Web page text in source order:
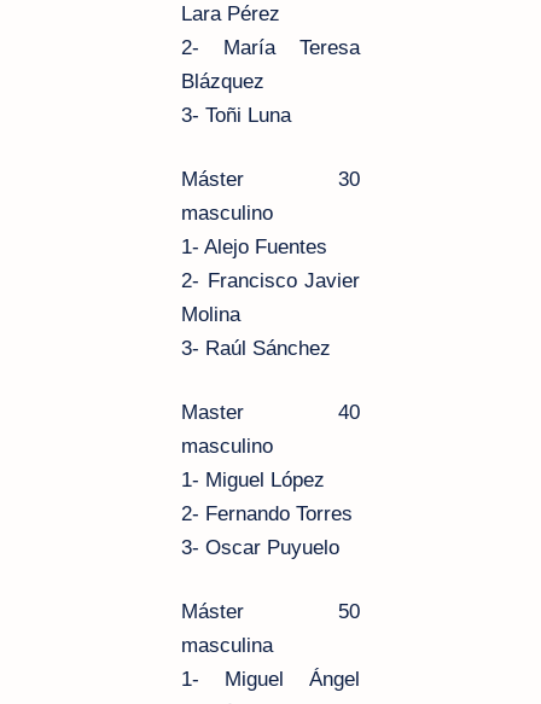
Lara Pérez
2- María Teresa
Blázquez
3- Toñi Luna
Máster 30
masculino
1- Alejo Fuentes
2- Francisco Javier
Molina
3- Raúl Sánchez
Master 40
masculino
1- Miguel López
2- Fernando Torres
3- Oscar Puyuelo
Máster 50
masculina
1- Miguel Ángel